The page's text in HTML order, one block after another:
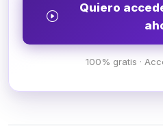
Quiero
100% gratis ·